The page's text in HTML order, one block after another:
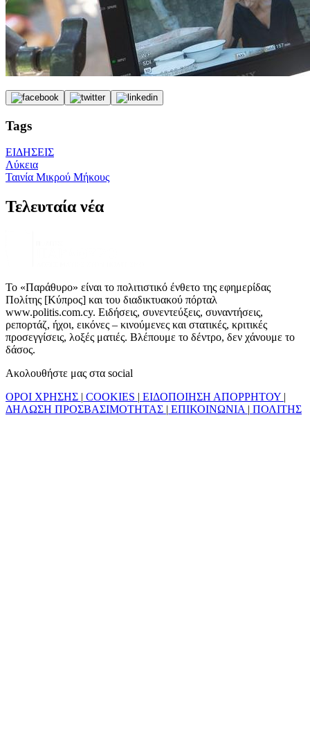
Tags
ΕΙΔΗΣΕΙΣ
Λύκεια
Ταινία Μικρού Μήκους
Τελευταία νέα
Το «Παράθυρο» είναι το πολιτιστικό ένθετο της εφημερίδας
Πολίτης [Κύπρος] και του διαδικτυακού πόρταλ
www.politis.com.cy. Ειδήσεις, συνεντεύξεις, συναντήσεις,
ρεπορτάζ, ήχοι, εικόνες – κινούμενες και στατικές, κριτικές
προσεγγίσεις, λοξές ματιές. Βλέπουμε το δέντρο, δεν χάνουμε το
δάσος.
Ακολουθήστε μας στα social
ΟΡΟΙ ΧΡΗΣΗΣ | COOKIES | ΕΙΔΟΠΟΙΗΣΗ ΑΠΟΡΡΗΤΟΥ |
ΔΗΛΩΣΗ ΠΡΟΣΒΑΣΙΜΟΤΗΤΑΣ | ΕΠΙΚΟΙΝΩΝΙΑ | ΠΟΛΙΤΗΣ